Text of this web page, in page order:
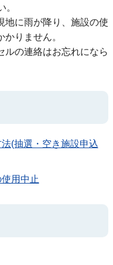
。
地に雨が降り、施設の使
りません。
ルの連絡はお忘れになら
(抽選・空き施設申込
用中止